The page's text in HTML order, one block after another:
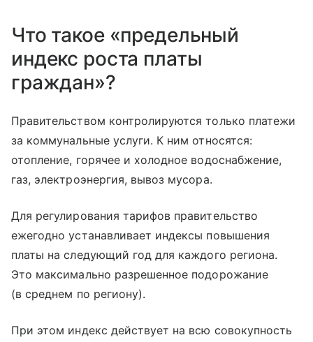
Что такое «предельный
индекс роста платы
граждан»?
Правительством контролируются только платежи
за коммунальные услуги. К ним относятся:
отопление, горячее и холодное водоснабжение,
газ, электроэнергия, вывоз мусора.
Для регулирования тарифов правительство
ежегодно устанавливает индексы повышения
платы на следующий год для каждого региона.
Это максимально разрешенное подорожание
(в среднем по региону).
При этом индекс действует на всю совокупность